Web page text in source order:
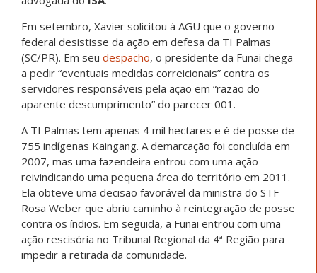
Em setembro, Xavier solicitou à AGU que o governo
federal desistisse da ação em defesa da TI Palmas
(SC/PR). Em seu despacho, o presidente da Funai chega
a pedir “eventuais medidas correicionais” contra os
servidores responsáveis pela ação em “razão do
aparente descumprimento” do parecer 001.
A TI Palmas tem apenas 4 mil hectares e é de posse de
755 indígenas Kaingang. A demarcação foi concluída em
2007, mas uma fazendeira entrou com uma ação
reivindicando uma pequena área do território em 2011.
Ela obteve uma decisão favorável da ministra do STF
Rosa Weber que abriu caminho à reintegração de posse
contra os índios. Em seguida, a Funai entrou com uma
ação rescisória no Tribunal Regional da 4ª Região para
impedir a retirada da comunidade.